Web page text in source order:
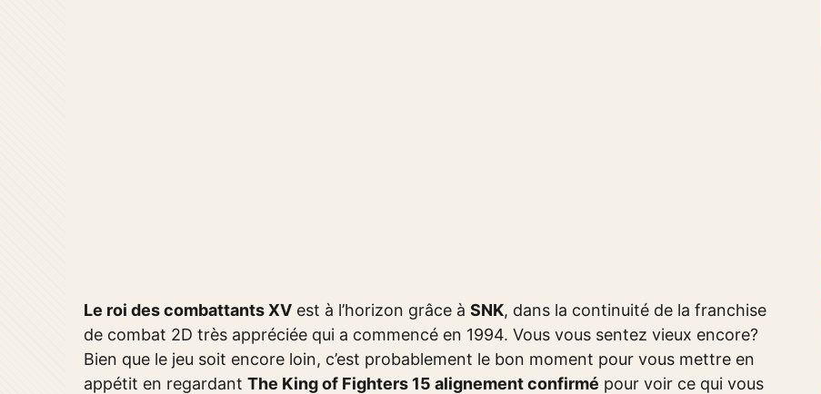
Le roi des combattants XV est à l’horizon grâce à SNK, dans la continuité de la franchise
de combat 2D très appréciée qui a commencé en 1994. Vous vous sentez vieux encore?
Bien que le jeu soit encore loin, c’est probablement le bon moment pour vous mettre en
appétit en regardant The King of Fighters 15 alignement confirmé pour voir ce qui vous